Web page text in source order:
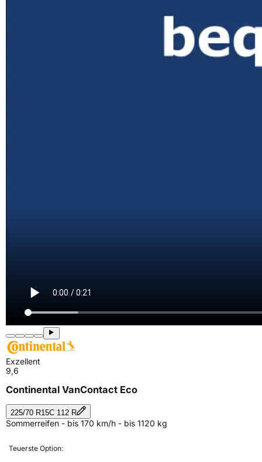
Exzellent
9,6
Continental VanContact Eco
225/70 R15C 112 R
Sommerreifen - bis 170 km/h - bis 1120 kg
Teuerste Option: